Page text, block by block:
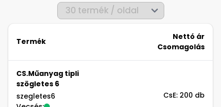
Termék
Nettó ár
Csomagolás
CS.Műanyag tipli
szögletes 6
szegletes6
CsE: 200 db